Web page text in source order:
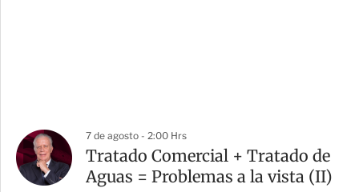
7 de agosto - 2:00 Hrs
Tratado Comercial + Tratado de
Aguas = Problemas a la vista (II)